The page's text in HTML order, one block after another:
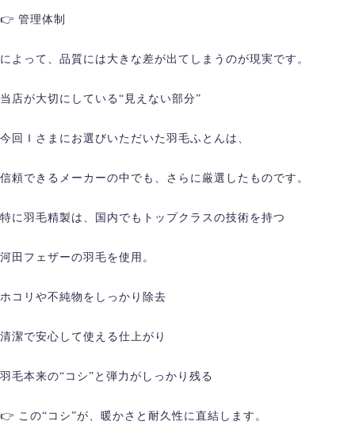
👉 管理体制
によって、品質には大きな差が出てしまうのが現実です。
当店が大切にしている“見えない部分”
今回Ｉさまにお選びいただいた羽毛ふとんは、
信頼できるメーカーの中でも、さらに厳選したものです。
特に羽毛精製は、国内でもトップクラスの技術を持つ
河田フェザーの羽毛を使用。
ホコリや不純物をしっかり除去
清潔で安心して使える仕上がり
羽毛本来の“コシ”と弾力がしっかり残る
👉 この“コシ”が、暖かさと耐久性に直結します。